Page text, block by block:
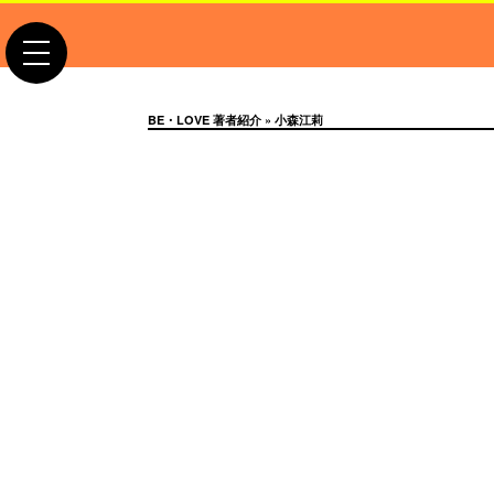
toggle
BE・LOVE 著者紹介 » 小森江莉